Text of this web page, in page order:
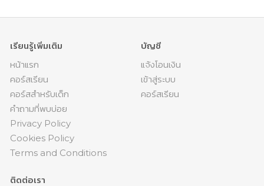
เรียนรู้เพิ่มเติม
หน้าแรก
คอร์สเรียน
คอร์สสำหรับเด็ก
คำถามที่พบบ่อย
Privacy Policy
Cookies Policy
Terms and Conditions
บัญชี
แจ้งโอนเงิน
เข้าสู่ระบบ
คอร์สเรียน
ติดต่อเรา